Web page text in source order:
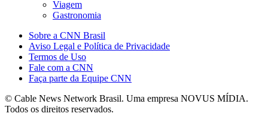
Viagem
Gastronomia
Sobre a CNN Brasil
Aviso Legal e Política de Privacidade
Termos de Uso
Fale com a CNN
Faça parte da Equipe CNN
© Cable News Network Brasil. Uma empresa NOVUS MÍDIA.
Todos os direitos reservados.